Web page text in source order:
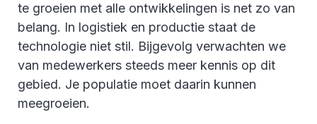
te groeien met alle ontwikkelingen is net zo van
belang. In logistiek en productie staat de
technologie niet stil. Bijgevolg verwachten we
van medewerkers steeds meer kennis op dit
gebied. Je populatie moet daarin kunnen
meegroeien.